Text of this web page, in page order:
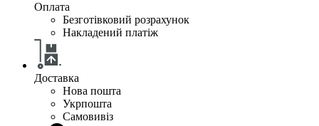
Оплата
Безготівковий розрахунок
Накладений платіж
Доставка
Нова пошта
Укрпошта
Самовивіз